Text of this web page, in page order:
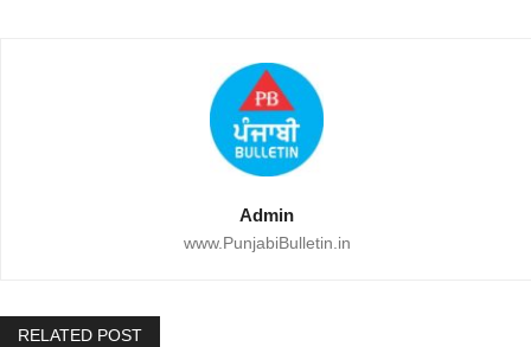
Admin
www.PunjabiBulletin.in
RELATED POST